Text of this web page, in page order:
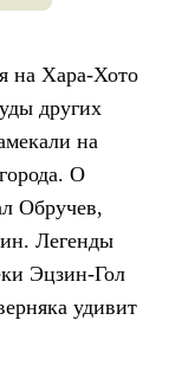
на Хара-Хото
других
на
О
Обручев,
Легенды
Эцзин-Гол
удивит